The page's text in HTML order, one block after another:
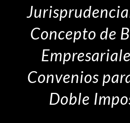
Concepto de
Convenios
Doble